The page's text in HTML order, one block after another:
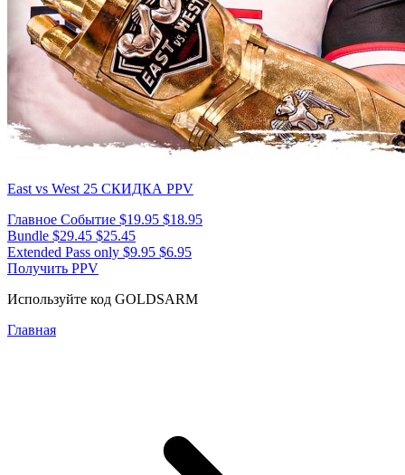
East vs West 25 СКИДКА PPV
Главное Событие $19.95 $18.95
Bundle $29.45 $25.45
Extended Pass only $9.95 $6.95
Получить PPV
Используйте код GOLDSARM
Главная